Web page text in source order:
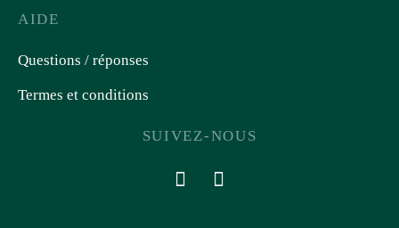
AIDE
Questions / réponses
Termes et conditions
SUIVEZ-NOUS